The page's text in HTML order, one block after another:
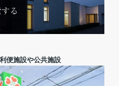
便施設や公共施設